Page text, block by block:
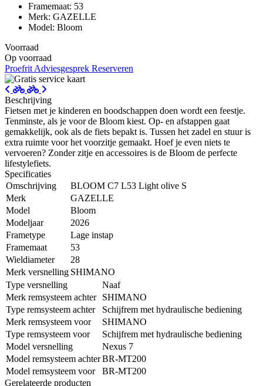
Framemaat: 53
Merk: GAZELLE
Model: Bloom
Voorraad
Op voorraad
Proefrit Adviesgesprek Reserveren
Beschrijving
Fietsen met je kinderen en boodschappen doen wordt een feestje.
Tenminste, als je voor de Bloom kiest. Op- en afstappen gaat
gemakkelijk, ook als de fiets bepakt is. Tussen het zadel en stuur is
extra ruimte voor het voorzitje gemaakt. Hoef je even niets te
vervoeren? Zonder zitje en accessoires is de Bloom de perfecte
lifestylefiets.
Specificaties
Omschrijving
BLOOM C7 L53 Light olive S
Merk
GAZELLE
Model
Bloom
Modeljaar
2026
Frametype
Lage instap
Framemaat
53
Wieldiameter
28
Merk versnelling SHIMANO
Type versnelling
Naaf
Merk remsysteem achter
SHIMANO
Type remsysteem achter
Schijfrem met hydraulische bediening
Merk remsysteem voor
SHIMANO
Type remsysteem voor
Schijfrem met hydraulische bediening
Model versnelling
Nexus 7
Model remsysteem achterBR-MT200
Model remsysteem voor
BR-MT200
Gerelateerde producten